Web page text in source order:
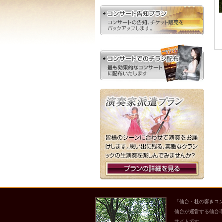
「仙台・杜の響き
仙台が運営する仙台